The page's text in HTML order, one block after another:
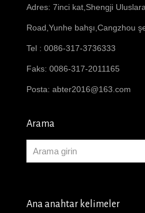
Adres: 7inci kat,Shengji
Road,Yunhe bahşı,Cangzhou
Tel : 0086-317-3736333
Faks: 0086-317-2011165
Posta: abter2016@163.com
Arama
Ana anahtar kelimeler